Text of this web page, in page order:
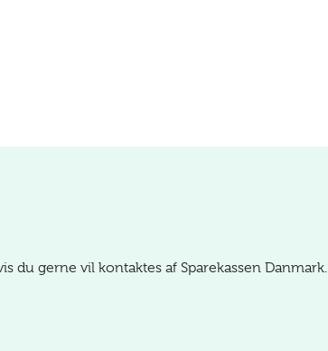
du gerne vil kontaktes af Sparekassen Danmark.